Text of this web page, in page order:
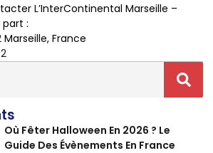
L’InterContinental Marseille –
:
Marseille, France
Où Fêter Halloween En 2026 ? Le
Guide Des Évènements En France